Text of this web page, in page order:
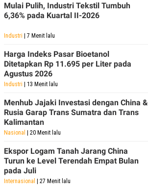
M
E
D
A
I
D
OF
USE
PEDOMAN
PEMBERITAAN
PRIVACY
POLICY
Mulai Pulih, Industri Tekstil Tumbuh
6,36% pada Kuartal II-2026
Industri | 7 Menit lalu
Harga Indeks Pasar Bioetanol
Ditetapkan Rp 11.695 per Liter pada
Agustus 2026
Industri | 13 Menit lalu
Menhub Jajaki Investasi dengan China &
Rusia Garap Trans Sumatra dan Trans
Kalimantan
Nasional | 20 Menit lalu
Ekspor Logam Tanah Jarang China
Turun ke Level Terendah Empat Bulan
pada Juli
Internasional | 27 Menit lalu